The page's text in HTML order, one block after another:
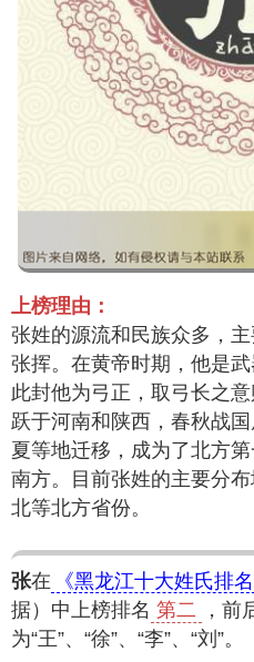
上榜理由：
张姓的源流和民族众多，
张挥。在黄帝时期，他是
此封他为弓正，取弓长之
跃于河南和陕西，春秋战
夏等地迁移，成为了北方
南方。目前张姓的主要分
北等北方省份。
张在 《黑龙江十大姓氏排名
据）中上榜排名 第二
，前
为“王”、“徐”、“李”、“刘”。